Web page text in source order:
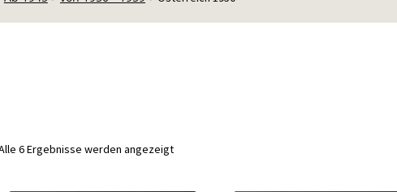
6 Ergebnisse werden angezeigtNach